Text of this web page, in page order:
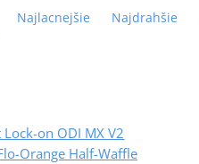
Najlacnejšie Najdrahšie
Lock-on ODI MX V2
Orange Half-Waffle